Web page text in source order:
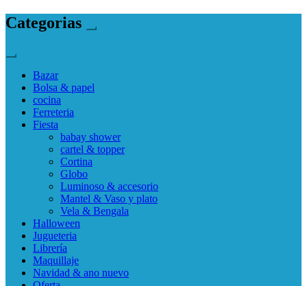
Categorias
Bazar
Bolsa & papel
cocina
Ferreteria
Fiesta
babay shower
cartel & topper
Cortina
Globo
Luminoso & accesorio
Mantel & Vaso y plato
Vela & Bengala
Halloween
Jugueteria
Librería
Maquillaje
Navidad & ano nuevo